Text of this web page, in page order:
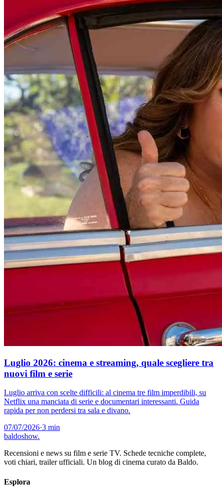
Luglio 2026: cinema e streaming, quale scegliere tra
nuovi film e serie
Luglio arriva con scelte difficili: al cinema tre film imperdibili, su
Netflix una manciata di serie e documentari interessanti. Guida
rapida per non perdersi tra sala e divano.
07/07/2026·3 min
baldoshow.
Recensioni e news su film e serie TV. Schede tecniche complete,
voti chiari, trailer ufficiali. Un blog di cinema curato da Baldo.
Esplora